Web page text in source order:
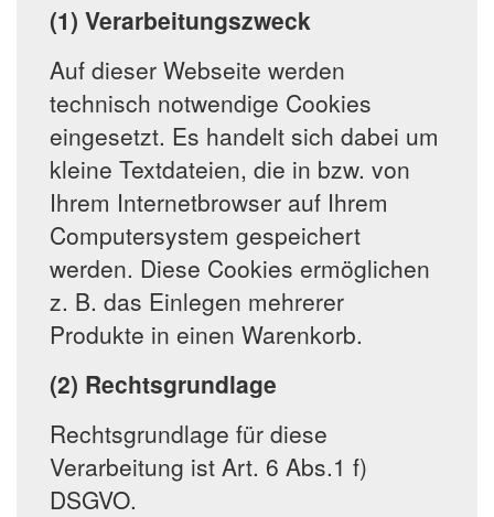
(1) Verarbeitungszweck
Auf dieser Webseite werden
technisch notwendige Cookies
eingesetzt. Es handelt sich dabei um
kleine Textdateien, die in bzw. von
Ihrem Internetbrowser auf Ihrem
Computersystem gespeichert
werden. Diese Cookies ermöglichen
z. B. das Einlegen mehrerer
Produkte in einen Warenkorb.
(2) Rechtsgrundlage
Rechtsgrundlage für diese
Verarbeitung ist Art. 6 Abs.1 f)
DSGVO.